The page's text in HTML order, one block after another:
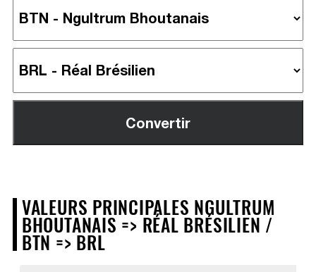
VALEURS PRINCIPALES NGULTRUM
BHOUTANAIS => RÉAL BRÉSILIEN /
BTN => BRL